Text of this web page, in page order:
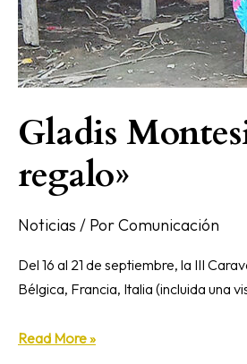
Gladis
regalo»
Noticias / PorComunicación
Del 16 al 21 de septiembre, la III
Bélgica, Francia, Italia (incluida una
Read More »